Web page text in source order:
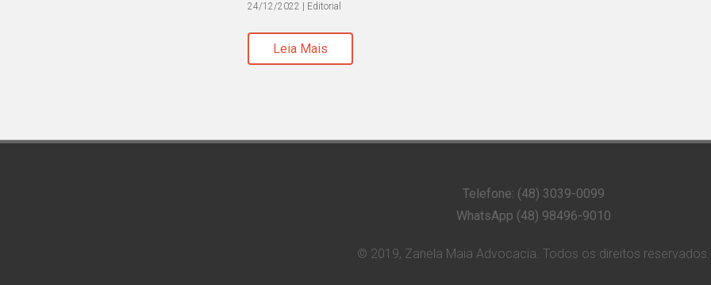
24/12/2022 | Editorial
Leia Mais
Telefone: (48) 3039-0099
WhatsApp (48) 98496-9010
© 2019, Zanela Maia Advocacia. Todos os direitos reservados.